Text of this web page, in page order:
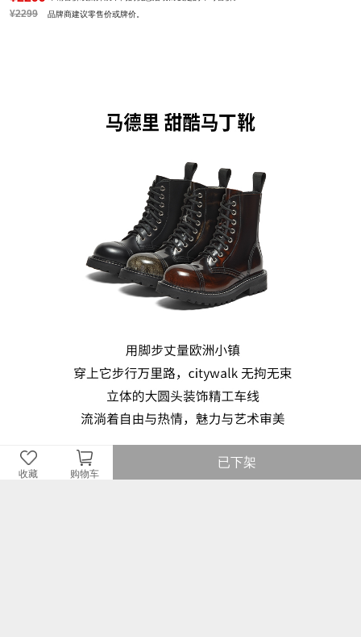
收藏 购物车
已下架
跟高数值：3.5CM
¥2299 品牌商建议零售价或牌价。